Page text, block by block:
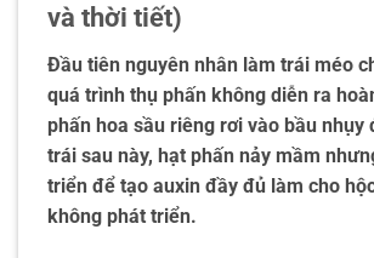
và thời tiết)
Đầu tiên nguyên nhân làm trái méo
quá trình thụ phấn không diễn ra
phấn hoa sầu riêng rơi vào bầu nhụy
trái sau này, hạt phấn nảy mầm
triển để tạo auxin đầy đủ làm cho
không phát triển.